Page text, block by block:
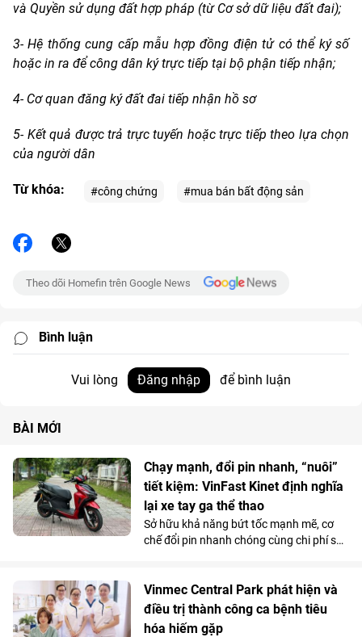
và Quyền sử dụng đất hợp pháp (từ Cơ sở dữ liệu đất đai);
3- Hệ thống cung cấp mẫu hợp đồng điện tử có thể ký số
hoặc in ra để công dân ký trực tiếp tại bộ phận tiếp nhận;
4- Cơ quan đăng ký đất đai tiếp nhận hồ sơ
5- Kết quả được trả trực tuyến hoặc trực tiếp theo lựa chọn
của người dân
Từ khóa: #công chứng #mua bán bất động sản
Theo dõi Homefin trên Google News
Bình luận
Vui lòng Đăng nhập để bình luận
BÀI MỚI
Chạy mạnh, đổi pin nhanh, “nuôi”
tiết kiệm: VinFast Kinet định nghĩa
lại xe tay ga thể thao
Sở hữu khả năng bứt tốc mạnh mẽ, cơ
chế đổi pin nhanh chóng cùng chi phí sử
lựa chọn sáng giá hơn hẳn so với những
mẫu xe tay ga chạy xăng trên thị trường.
Vinmec Central Park phát hiện và
điều trị thành công ca bệnh tiêu
hóa hiếm gặp